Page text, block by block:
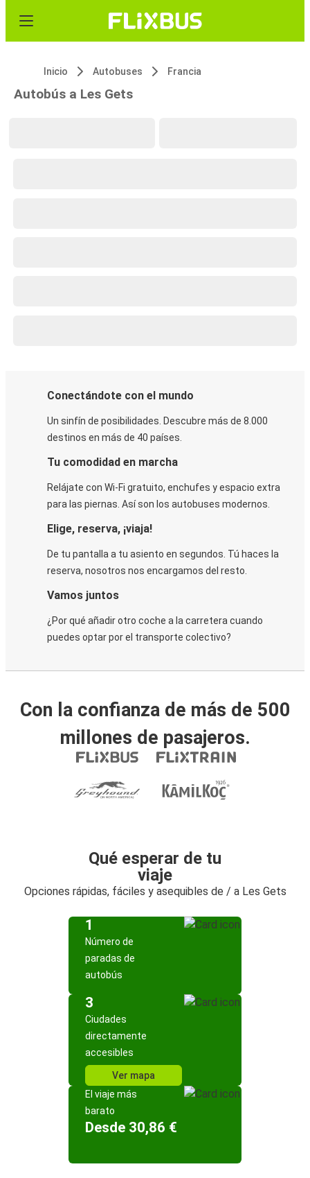
Inicio Autobuses Francia
Autobús a Les Gets
Conectándote con el mundo
Un sinfín de posibilidades. Descubre más de 8.000
destinos en más de 40 países.
Tu comodidad en marcha
Relájate con Wi-Fi gratuito, enchufes y espacio extra
para las piernas. Así son los autobuses modernos.
Elige, reserva, ¡viaja!
De tu pantalla a tu asiento en segundos. Tú haces la
reserva, nosotros nos encargamos del resto.
Vamos juntos
¿Por qué añadir otro coche a la carretera cuando
puedes optar por el transporte colectivo?
Con la confianza de más de 500
millones de pasajeros.
Qué esperar de tu
viaje
Opciones rápidas, fáciles y asequibles de / a Les Gets
1
Número de
paradas de
autobús
3
Ciudades
directamente
accesibles
Ver mapa
El viaje más
barato
Desde 30,86 €